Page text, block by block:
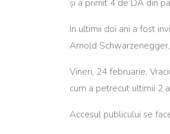
și a primit 4 de DA din
In ultimii doi ani a fost
Arnold
Vineri, 24 februarie,
cum a petrecut ultimii 2
Accesul publicului se